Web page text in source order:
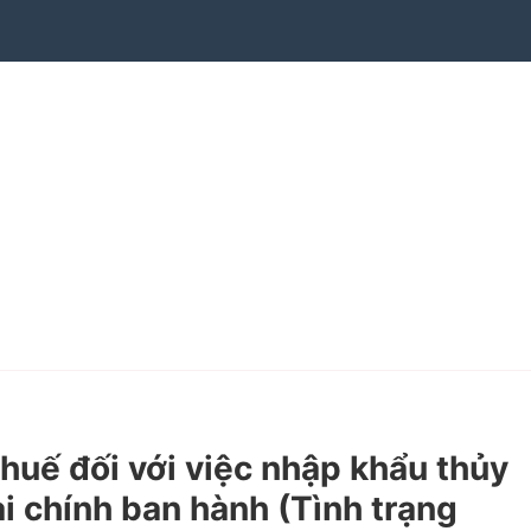
đối với việc nhập khẩu thủy
chính ban hành (Tình trạng